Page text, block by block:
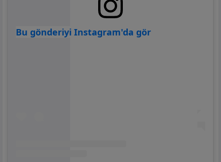
Bu gönderiyi Instagram'da gör